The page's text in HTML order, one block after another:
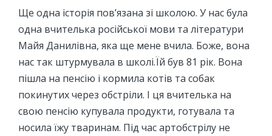
Ще одна історія пов’язана зі школою. У нас була
одна вчителька російської мови та літератури
Майя Данилівна, яка ще мене вчила. Боже, вона
нас так штурмувала в школі.Їй був 81 рік. Вона
пішла на пенсію і кормила котів та собак
покинутих через обстріли. І ця вчителька на
свою пенсію купувала продукти, готувала та
носила їжу тваринам. Під час артобстрілу не